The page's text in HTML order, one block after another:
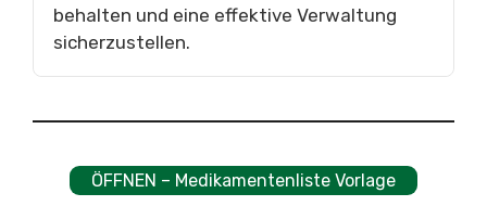
behalten und eine effektive Verwaltung
sicherzustellen.
ÖFFNEN – Medikamentenliste Vorlage